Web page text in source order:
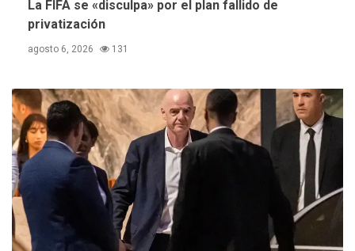
La FIFA se «disculpa» por el plan fallido de
privatización
agosto 6, 2026 131